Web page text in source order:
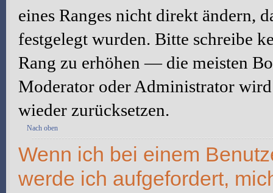
eines Ranges nicht direkt ändern,
festgelegt wurden. Bitte schreibe
Rang zu erhöhen — die meisten
Moderator oder Administrator
wieder zurücksetzen.
Nach oben
Wenn ich bei einem
werde ich aufgefordert,